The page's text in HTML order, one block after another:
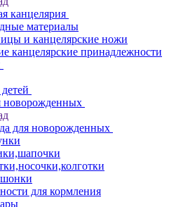
канцелярия
материалы
и канцелярские ножи
канцелярские принадлежности
новорожденных
для новорожденных
для кормления